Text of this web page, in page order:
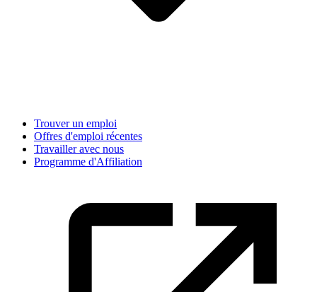
Trouver un emploi
Offres d'emploi récentes
Travailler avec nous
Programme d'Affiliation